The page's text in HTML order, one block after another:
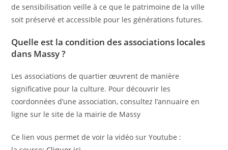
de sensibilisation veille à ce que le patrimoine de la ville
soit préservé et accessible pour les générations futures.
Quelle est la condition des associations locales
dans Massy ?
Les associations de quartier œuvrent de manière
significative pour la culture. Pour découvrir les
coordonnées d’une association, consultez l’annuaire en
ligne sur le site de la mairie de Massy
Ce lien vous permet de voir la vidéo sur Youtube :